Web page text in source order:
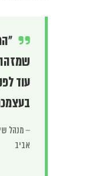
עוד
– מנהל
אביב